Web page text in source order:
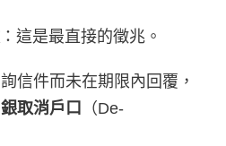
：這是最直接的徵兆。
信件而未在期限內回覆，
取消戶口
（De-